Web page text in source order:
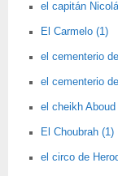
el capitán
El Carmelo (1)
el cementerio
el cementerio
el cheikh
El Choubrah (1)
el circo de